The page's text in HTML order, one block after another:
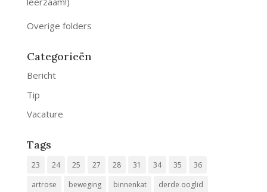
Overige folders
Categorieën
Bericht
Tip
Vacature
Tags
23 24 25 27 28 31 34 35
36
artrose
beweging binnenkat
derde ooglid